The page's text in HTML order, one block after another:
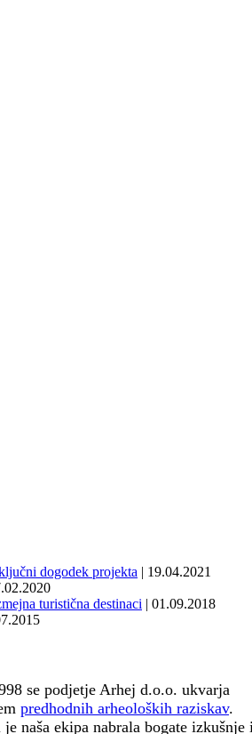
dogodek projekta | 19.04.2021
turistična destinaci | 01.09.2018
se podjetje Arhej d.o.o. ukvarja
predhodnih arheoloških raziskav.
naša ekipa nabrala bogate izkušnje